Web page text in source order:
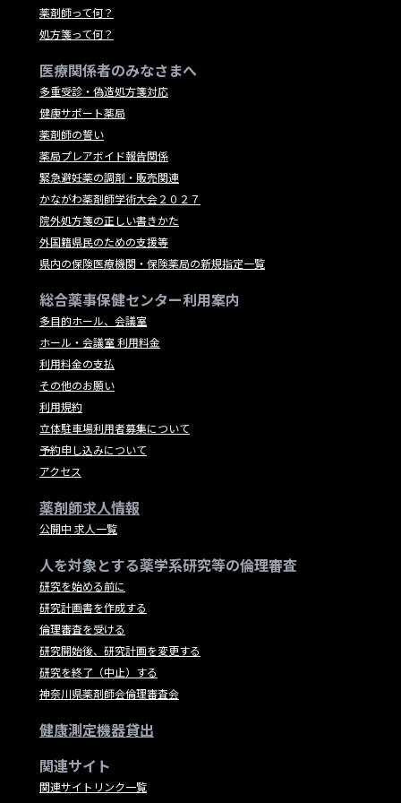
薬剤師って何？
処方箋って何？
医療関係者のみなさまへ
多重受診・偽造処方箋対応
健康サポート薬局
薬剤師の誓い
薬局プレアボイド報告関係
緊急避妊薬の調剤・販売関連
かながわ薬剤師学術大会２０２７
院外処方箋の正しい書きかた
外国籍県民のための支援等
県内の保険医療機関・保険薬局の新規指定一覧
総合薬事保健センター利用案内
多目的ホール、会議室
ホール・会議室 利用料金
利用料金の支払
その他のお願い
利用規約
立体駐車場利用者募集について
予約申し込みについて
アクセス
薬剤師求人情報
公開中 求人一覧
人を対象とする薬学系研究等の倫理審査
研究を始める前に
研究計画書を作成する
倫理審査を受ける
研究開始後、研究計画を変更する
研究を終了（中止）する
神奈川県薬剤師会倫理審査会
健康測定機器貸出
関連サイト
関連サイトリンク一覧